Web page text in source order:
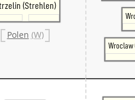
(Strehlen)
Polen (W)
Wroclaw